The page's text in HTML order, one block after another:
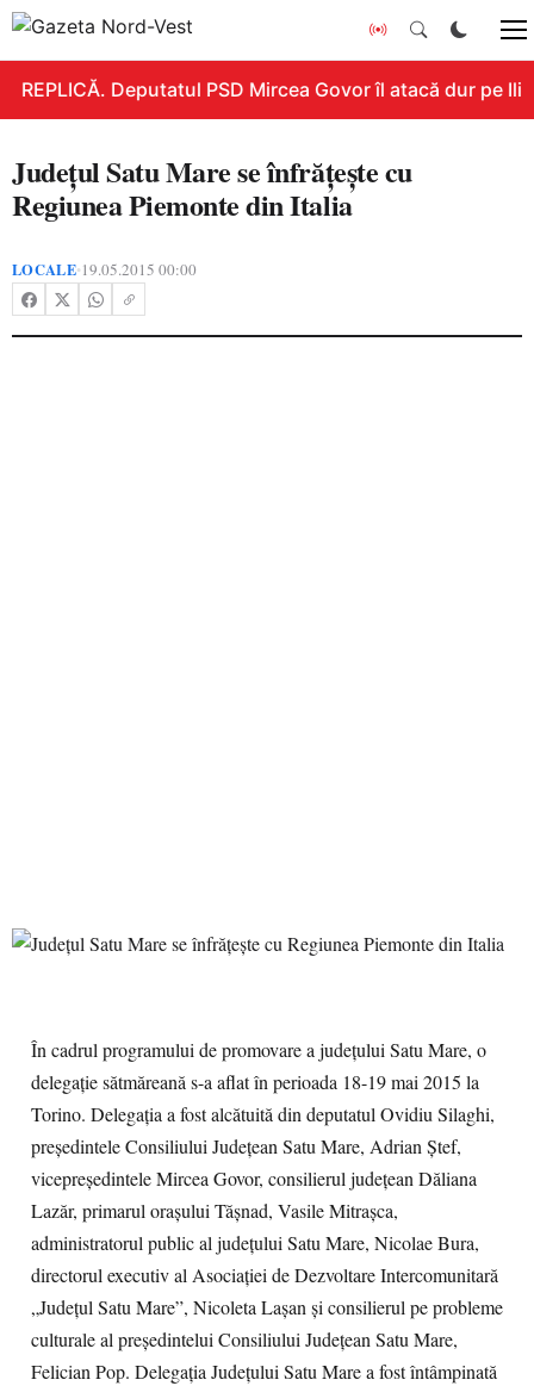
REPLICĂ. Deputatul PSD Mircea Govor îl atacă dur pe
Județul Satu Mare se înfrățește cu
Regiunea Piemonte din Italia
LOCALE•19.05.2015 00:00
În cadrul programului de promovare a județului Satu Mare, o
delegație sătmăreană s-a aflat în perioada 18-19 mai 2015 la
Torino. Delegația a fost alcătuită din deputatul Ovidiu Silaghi,
președintele Consiliului Județean Satu Mare, Adrian Ștef,
vicepreședintele Mircea Govor, consilierul județean Dăliana
Lazăr, primarul orașului Tăşnad, Vasile Mitrașca,
administratorul public al județului Satu Mare, Nicolae Bura,
directorul executiv al Asociației de Dezvoltare Intercomunitară
„Județul Satu Mare”, Nicoleta Lașan și consilierul pe probleme
culturale al președintelui Consiliului Județean Satu Mare,
Felician Pop. Delegația Județului Satu Mare a fost întâmpinată